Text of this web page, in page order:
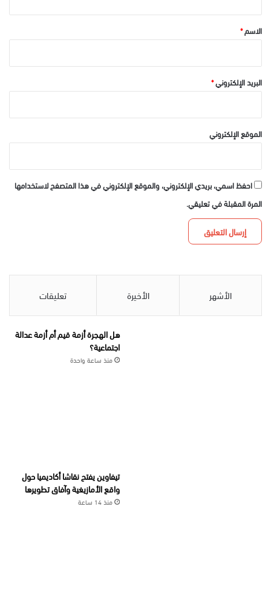
*الاسم*
البريد الإلكتروني*
الموقع الإلكتروني
احفظ اسمي، بريدي الإلكتروني، والموقع الإلكتروني في هذا المتصفح لاستخدامها
المرة المقبلة في تعليقي.
الأشهر الأخيرة تعليقات
هل الهجرة أزمة قيم أم أزمة عدالة
اجتماعية؟
منذ ساعة واحدة
تيفاوين يفتح نقاشا أكاديميا حول
واقع الأمازيغية وآفاق تطويرها
منذ 14 ساعة